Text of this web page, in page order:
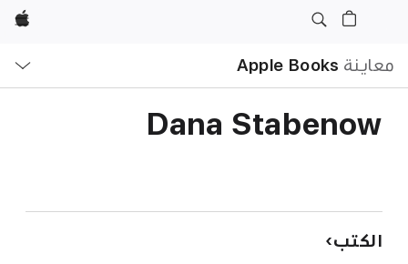
Apple
معاينة Apple Books
Dana Stabenow
الكتب